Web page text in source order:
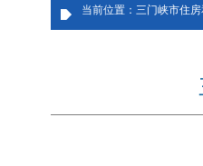
当前位置：三门峡市住